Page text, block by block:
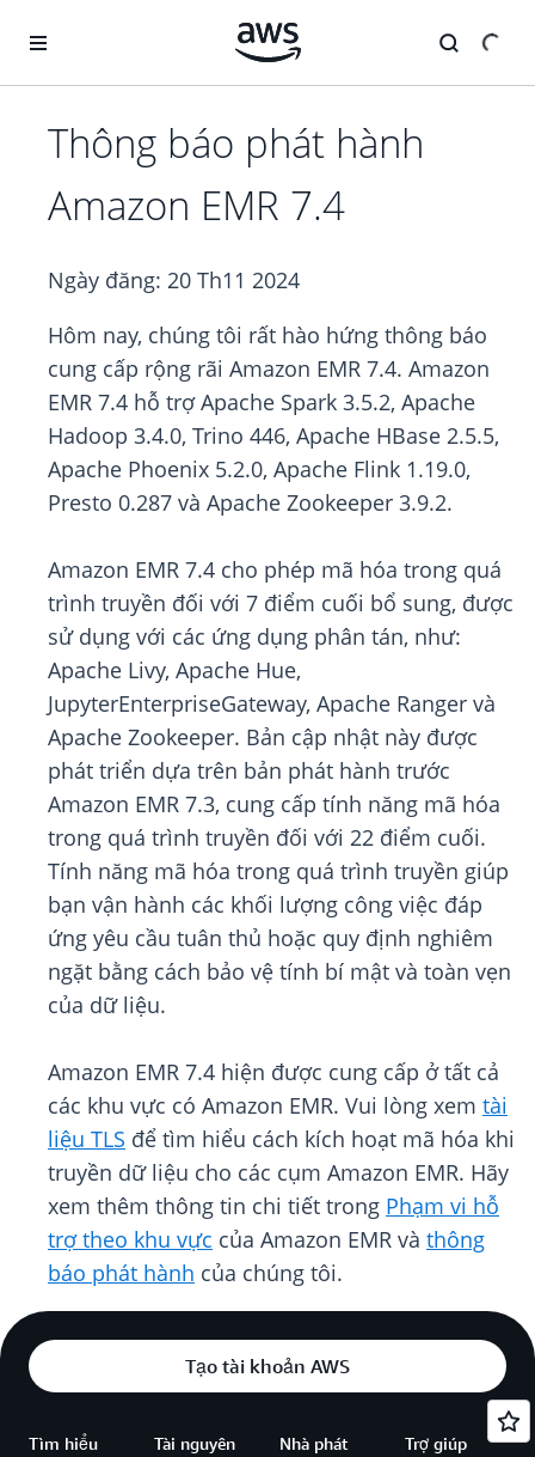
Thông báo phát hành
Amazon EMR 7.4
Ngày đăng: 20 Th11 2024
Hôm nay, chúng tôi rất hào hứng thông báo
cung cấp rộng rãi Amazon EMR 7.4. Amazon
EMR 7.4 hỗ trợ Apache Spark 3.5.2, Apache
Hadoop 3.4.0, Trino 446, Apache HBase 2.5.5,
Apache Phoenix 5.2.0, Apache Flink 1.19.0,
Presto 0.287 và Apache Zookeeper 3.9.2.
Amazon EMR 7.4 cho phép mã hóa trong quá
trình truyền đối với 7 điểm cuối bổ sung, được
sử dụng với các ứng dụng phân tán, như:
Apache Livy, Apache Hue,
JupyterEnterpriseGateway, Apache Ranger và
Apache Zookeeper. Bản cập nhật này được
phát triển dựa trên bản phát hành trước
Amazon EMR 7.3, cung cấp tính năng mã hóa
trong quá trình truyền đối với 22 điểm cuối.
Tính năng mã hóa trong quá trình truyền giúp
bạn vận hành các khối lượng công việc đáp
ứng yêu cầu tuân thủ hoặc quy định nghiêm
ngặt bằng cách bảo vệ tính bí mật và toàn vẹn
của dữ liệu.
Amazon EMR 7.4 hiện được cung cấp ở tất cả
các khu vực có Amazon EMR. Vui lòng xem tài
liệu TLS để tìm hiểu cách kích hoạt mã hóa khi
truyền dữ liệu cho các cụm Amazon EMR. Hãy
xem thêm thông tin chi tiết trong Phạm vi hỗ
trợ theo khu vực của Amazon EMR và thông
báo phát hành của chúng tôi.
Tạo tài khoản AWS
Tìm hiểu Tài nguyên
Nhà phát
Trợ giúp